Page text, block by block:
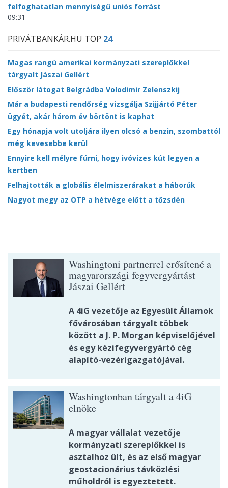
felfoghatatlan mennyiségű uniós forrást
09:31
PRIVÁTBANKÁR.HU TOP 24
Magas rangú amerikai kormányzati szereplőkkel
tárgyalt Jászai Gellért
Először látogat Belgrádba Volodimir Zelenszkij
Már a budapesti rendőrség vizsgálja Szijjártó Péter
ügyét, akár három év börtönt is kaphat
Egy hónapja volt utoljára ilyen olcsó a benzin, szombattól
még kevesebbe kerül
Ennyire kell mélyre fúrni, hogy ivóvizes kút legyen a
kertben
Felhajtották a globális élelmiszerárakat a háborúk
Nagyot megy az OTP a hétvége előtt a tőzsdén
Washingtoni partnerrel erősítené a
magyarországi fegyvergyártást
Jászai Gellért
A 4iG vezetője az Egyesült Államok
fővárosában tárgyalt többek
között a J. P. Morgan képviselőjével
és egy kézifegyvergyártó cég
alapító-vezérigazgatójával.
Washingtonban tárgyalt a 4iG
elnöke
A magyar vállalat vezetője
kormányzati szereplőkkel is
asztalhoz ült, és az első magyar
geostacionárius távközlési
műholdról is egyeztetett.